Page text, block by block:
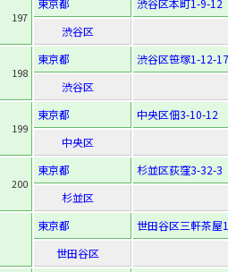
197
東京都
渋谷区本町1-9-12
渋谷区
198
東京都
渋谷区笹塚1-12-17
渋谷区
199
東京都
中央区佃3-10-12
中央区
200
東京都
杉並区荻窪3-32-3
杉並区
東京都
世田谷区三軒茶屋
世田谷区